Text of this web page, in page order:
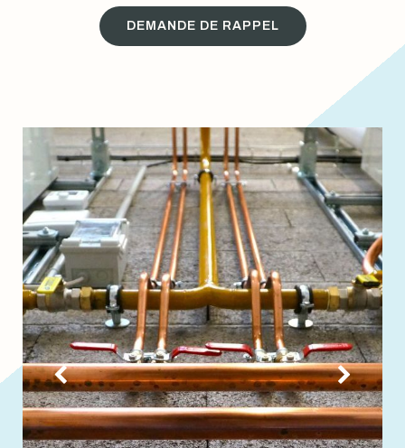
DEMANDE DE RAPPEL